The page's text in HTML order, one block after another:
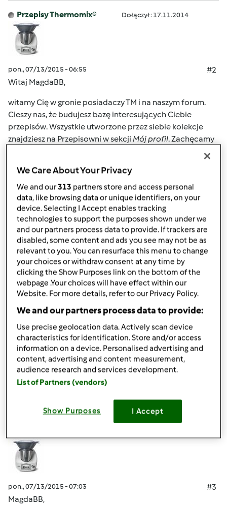
Przepisy Thermomix® Dołączył : 17.11.2014
pon., 07/13/2015 - 06:55
#2
Witaj MagdaBB,
witamy Cię w gronie posiadaczy TM i na naszym forum.
Cieszy nas, że budujesz bazę interesujących Ciebie
przepisów. Wszystkie utworzone przez siebie kolekcje
znajdziesz na Przepisowni w sekcji Mój profil. Zachęcamy
Cię do odkrywania możliwości Przepisowni. Gdy będziesz
ponownie na Forum, zespół Thermomix ® (Przepisy
Thermomix, Mixi) oraz nasi forumowicze służą fachową
pomocą.
Polecamy także wypróbować przepisy z kolekcji na
platformie z przepisamiMój Thermomixoraz polubić nasz
fanpage na Facebook'u, aby na bieżąco dowiadywać się o
nowościach, mieć dostęp do wskazówek i dzielić się
swoimi spostrzeżeniami z innymi użytkownikami
Thermomixa.
Życzymy Ci przyjemnego dnia i miłego gotowania z
Thermomixem.
Pozdrawiamy,
Góra strony
pon., 07/13/2015 - 07:03
#3
MagdaBB,
We Care About Your Privacy
We and our313 partners store and access personal
data, like browsing data or unique identifiers, on your
device. Selecting I Accept enables tracking
technologies to support the purposes shown under we
and our partners process data to provide. If trackers are
disabled, some content and ads you see may not be as
relevant to you. You can resurface this menu to change
your choices or withdraw consent at any time by
clicking the Show Purposes link on the bottom of the
webpage .Your choices will have effect within our
Website. For more details, refer to our Privacy Policy.
We and our partners process data to provide:
Use precise geolocation data. Actively scan device
characteristics for identification. Store and/or access
information on a device. Personalised advertising and
content, advertising and content measurement,
audience research and services development.
List of Partners (vendors)
Show Purposes I Accept